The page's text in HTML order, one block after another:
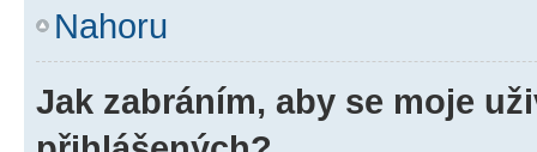
Nahoru
Jak zabráním, aby se moje